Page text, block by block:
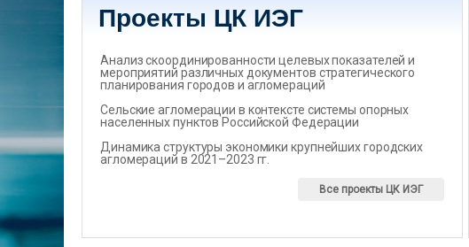
Проекты ЦК ИЭГ
Анализ скоординированности целевых показателей и
мероприятий различных документов стратегического
планирования городов и агломераций
Сельские агломерации в контексте системы опорных
населенных пунктов Российской Федерации
Динамика структуры экономики крупнейших городских
агломераций в 2021–2023 гг.
Все проекты ЦК ИЭГ